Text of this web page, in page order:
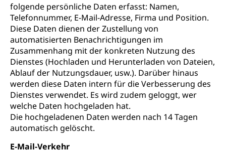
folgende persönliche Daten erfasst: Namen,
Telefonnummer, E-Mail-Adresse, Firma und Position.
Diese Daten dienen der Zustellung von
automatisierten Benachrichtigungen im
Zusammenhang mit der konkreten Nutzung des
Dienstes (Hochladen und Herunterladen von Dateien,
Ablauf der Nutzungsdauer, usw.). Darüber hinaus
werden diese Daten intern für die Verbesserung des
Dienstes verwendet. Es wird zudem geloggt, wer
welche Daten hochgeladen hat.
Die hochgeladenen Daten werden nach 14 Tagen
automatisch gelöscht.
E-Mail-Verkehr